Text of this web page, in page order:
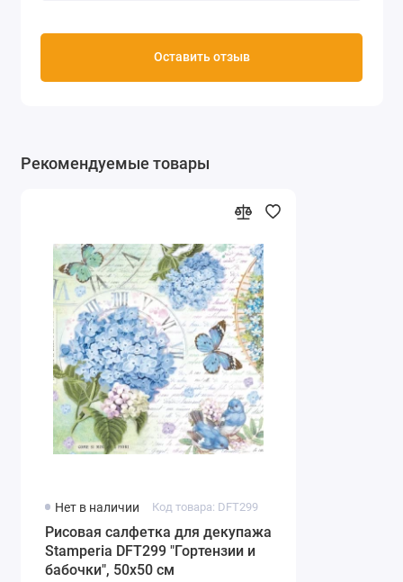
Оставить отзыв
Рекомендуемые товары
Нет в наличии Код товара: DFT299
Рисовая салфетка для декупажа
Stamperia DFT299 "Гортензии и
бабочки", 50х50 см